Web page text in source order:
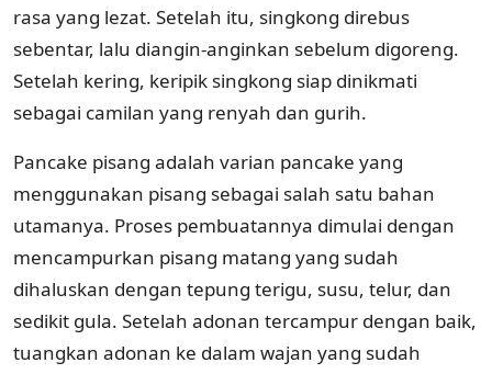
rasa yang lezat. Setelah itu, singkong direbus
sebentar, lalu diangin-anginkan sebelum digoreng.
Setelah kering, keripik singkong siap dinikmati
sebagai camilan yang renyah dan gurih.
Pancake pisang adalah varian pancake yang
menggunakan pisang sebagai salah satu bahan
utamanya. Proses pembuatannya dimulai dengan
mencampurkan pisang matang yang sudah
dihaluskan dengan tepung terigu, susu, telur, dan
sedikit gula. Setelah adonan tercampur dengan baik,
tuangkan adonan ke dalam wajan yang sudah